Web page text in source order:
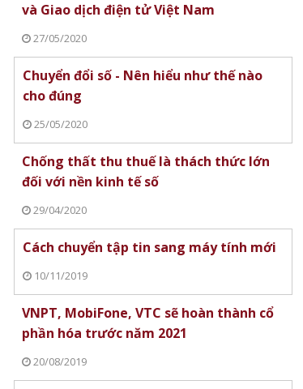
và Giao dịch điện tử Việt Nam
27/05/2020
Chuyển đổi số - Nên hiểu như thế nào
cho đúng
25/05/2020
Chống thất thu thuế là thách thức lớn
đối với nền kinh tế số
29/04/2020
Cách chuyển tập tin sang máy tính mới
10/11/2019
VNPT, MobiFone, VTC sẽ hoàn thành cổ
phần hóa trước năm 2021
20/08/2019